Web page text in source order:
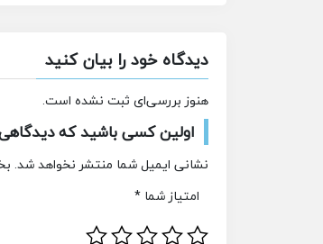
دیدگاه خود را بیان کنید
هنوز بررسی‌ای ثبت نشده است.
اولین کسی باشید که
نشانی ایمیل شما منتشر نخواهد شد.
امتیاز شما *